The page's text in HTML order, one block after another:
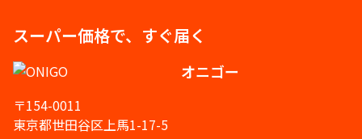
スーパー価格で、すぐ届く
オニゴー
〒154-0011
東京都世田谷区上馬1-17-5